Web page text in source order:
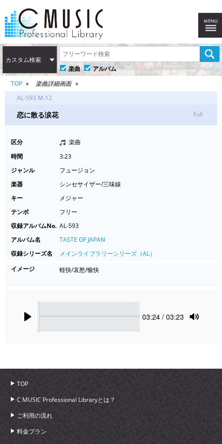
カスタム検索
楽曲
アルバム
TOP
楽曲詳細画面
AL-593 M-12
恋に散る涙花 Full
区分
楽曲
時間
3:23
ジャンル
フュージョン
楽器
シンセサイザー/三味線
キー
メジャー
テンポ
フリー
収録アルバムNo. AL-593
アルバム名
TASTE OF JAPAN
収録シリーズ名
メインライブラリーシリーズ（AL）
イメージ
軽快/哀愁/愉快
Current
03:24 / 03:23
TOP
C MUSIC Professional Libraryとは？
ご利用の流れ
料金プラン